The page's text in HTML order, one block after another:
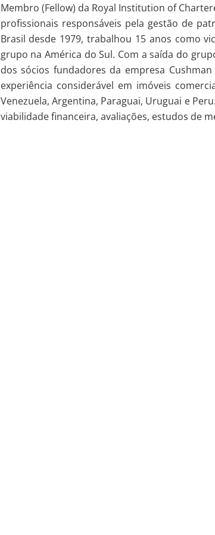
Membro (Fellow) da Royal Institution of
profissionais responsáveis pela gestão de
Brasil desde 1979, trabalhou 15 anos como
grupo na América do Sul. Com a saída do
dos sócios fundadores da empresa
experiência considerável em imóveis
Venezuela, Argentina, Paraguai, Uruguai e
viabilidade financeira, avaliações, estudos de